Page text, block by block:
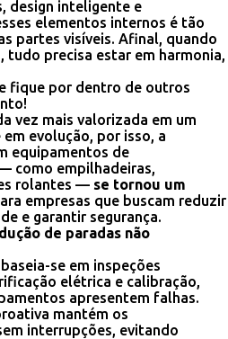
design inteligente e
elementos internos é tão
partes visíveis. Afinal, quando
tudo precisa estar em harmonia,
e fique por dentro de outros
vez mais valorizada em um
evolução, por isso, a
equipamentos de
como empilhadeiras,
rolantes — se tornou um
empresas que buscam reduzir
e garantir segurança.
de paradas não
se em inspeções
elétrica e calibração,
apresentem falhas.
mantém os
interrupções, evitando